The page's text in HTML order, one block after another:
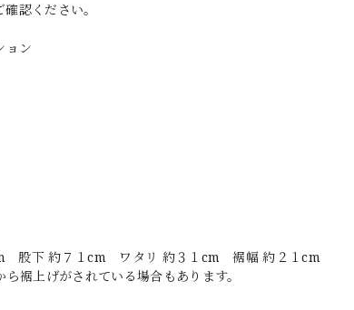
認ください。
ョン
股下 約７１cm ワタリ 約３１cm 裾幅 約２１cm
裾上げがされている場合もあります。